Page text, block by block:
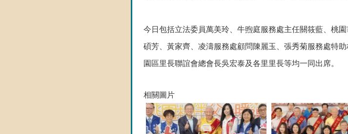
今日包括立法委員萬美玲、牛煦庭服務處主任關筱藍、桃
碩芳、黃家齊、凌濤服務處顧問陳麗玉、張秀菊服務處特
園區里長聯誼會總會長吳宏泰及各里里長等均一同出席。
相關圖片